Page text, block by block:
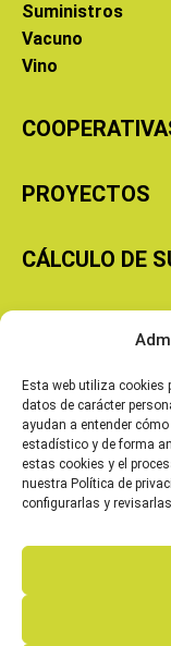
Esta web utiliza cookies
datos de carácter
ayudan a entender
estadístico y de forma
estas cookies y el
nuestra Política de
configurarlas y
Suministros
Vacuno
Vino
PROYECTOS
CÁLCULO DE